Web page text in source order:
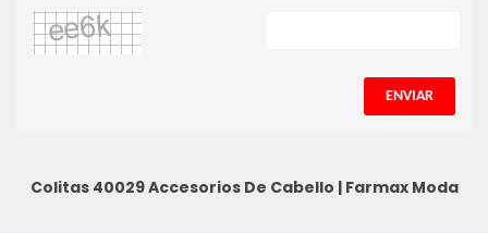
ENVIAR
Colitas 40029Accesorios De Cabello | Farmax Moda